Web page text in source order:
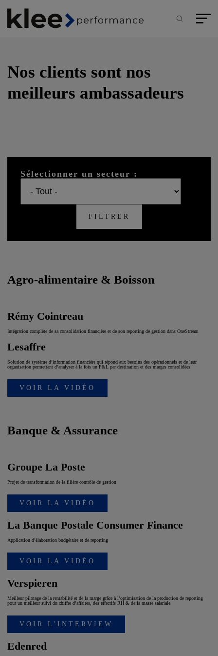
contenu
principal
Recherche
Menu
Nos clients sont nos
meilleurs ambassadeurs
Sélectionner un secteur :
FILTRER
Aucun filtre appliqué
Agro-alimentaire & Boisson
Rémy Cointreau
Intégration complète de sa consolidation financière et de son reporting de gestion dans OneStream
Lesaffre
Solution de système d’information financière qui répond aux besoins des opérationnels et de leur
organisation permettant d’analyser à la fois un P&L par destination et des marges consolidées
VOIR LA VIDÉO
Banque & Assurance
Groupe La Poste
Projet de transformation de la filière contrôle de gestion
VOIR LA VIDÉO
La Banque Postale Consumer Finance
Application d’élaboration budgétaire et de reporting
VOIR LA VIDÉO
Verspieren
Meilleur pilotage de la rentabilité et de la marge grâce à l’optimisation de la production de reporting
pour un meilleur suivi du chiffre d’affaires, des effectifs RH & de la masse salariale
VOIR L'INTERVIEW
Edenred